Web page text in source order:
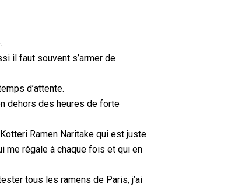
il faut souvent s’armer de
d’attente.
dehors des heures de forte
Ramen Naritake qui est juste
me régale à chaque fois et qui en
tous les ramens de Paris, j’ai